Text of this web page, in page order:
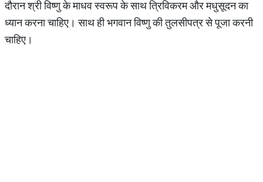
दौरान श्री विष्णु के माधव स्वरूप के साथ त्रिविकरम और मधुसूदन का
ध्यान करना चाहिए। साथ ही भगवान विष्णु की तुलसीपत्र से पूजा करनी
चाहिए।